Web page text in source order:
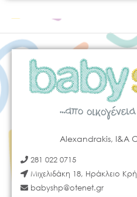
Alexandrakis, I&A
281 022 0715
Μιχελιδάκη 18, Ηράκλειο
babyshp@otenet.gr